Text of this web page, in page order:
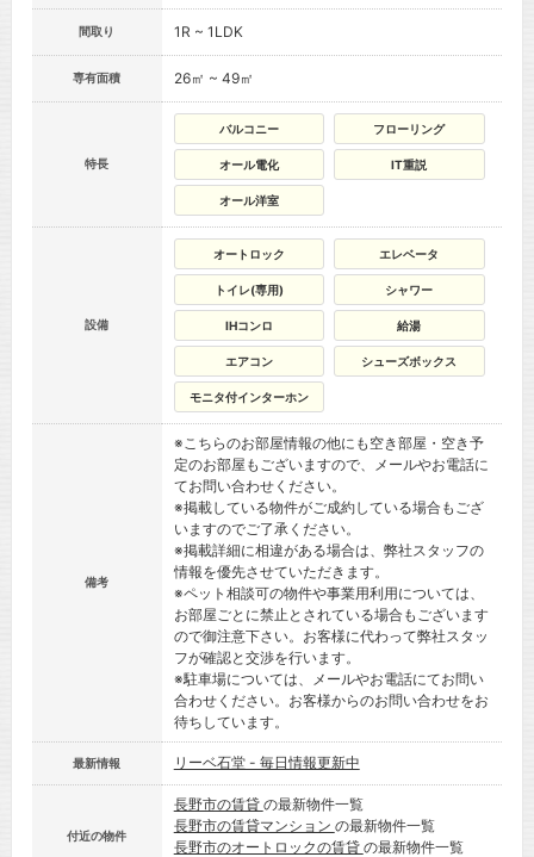
間取り 1R ~ 1LDK
専有面積 26㎡ ~ 49㎡
特長
バルコニー フローリング
オール電化 IT重説
オール洋室
設備
オートロック エレベータ
トイレ(専用) シャワー
IHコンロ 給湯
エアコン シューズボックス
モニタ付インターホン
備考
※こちらのお部屋情報の他にも空き部屋・空き予
定のお部屋もございますので、メールやお電話に
てお問い合わせください。
※掲載している物件がご成約している場合もござ
いますのでご了承ください。
※掲載詳細に相違がある場合は、弊社スタッフの
情報を優先させていただきます。
※ペット相談可の物件や事業用利用については、
お部屋ごとに禁止とされている場合もございます
ので御注意下さい。お客様に代わって弊社スタッ
フが確認と交渉を行います。
※駐車場については、メールやお電話にてお問い
合わせください。お客様からのお問い合わせをお
待ちしています。
最新情報 リーベ石堂 - 毎日情報更新中
付近の物件
長野市の賃貸 の最新物件一覧
長野市の賃貸マンション の最新物件一覧
長野市のオートロックの賃貸 の最新物件一覧